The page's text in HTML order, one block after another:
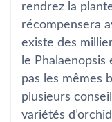
rendrez la
récompensera
existe des
le Phalaenopsis
pas les mêmes
plusieurs
variétés